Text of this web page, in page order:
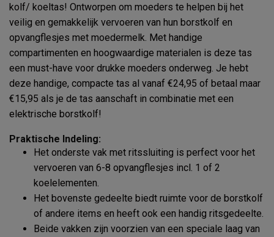
kolf/ koeltas! Ontworpen om moeders te helpen bij het
veilig en gemakkelijk vervoeren van hun borstkolf en
opvangflesjes met moedermelk. Met handige
compartimenten en hoogwaardige materialen is deze tas
een must-have voor drukke moeders onderweg. Je hebt
deze handige, compacte tas al vanaf €24,95 of betaal maar
€15,95 als je de tas aanschaft in combinatie met een
elektrische borstkolf!
Praktische Indeling:
Het onderste vak met ritssluiting is perfect voor het
vervoeren van 6-8 opvangflesjes incl. 1 of 2
koelelementen.
Het bovenste gedeelte biedt ruimte voor de borstkolf
of andere items en heeft ook een handig ritsgedeelte.
Beide vakken zijn voorzien van een speciale laag van